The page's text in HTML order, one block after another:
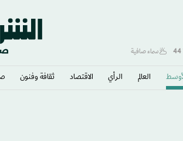
44 سماء صافية
العالم الرأي الاقتصاد ثقافة وفنون